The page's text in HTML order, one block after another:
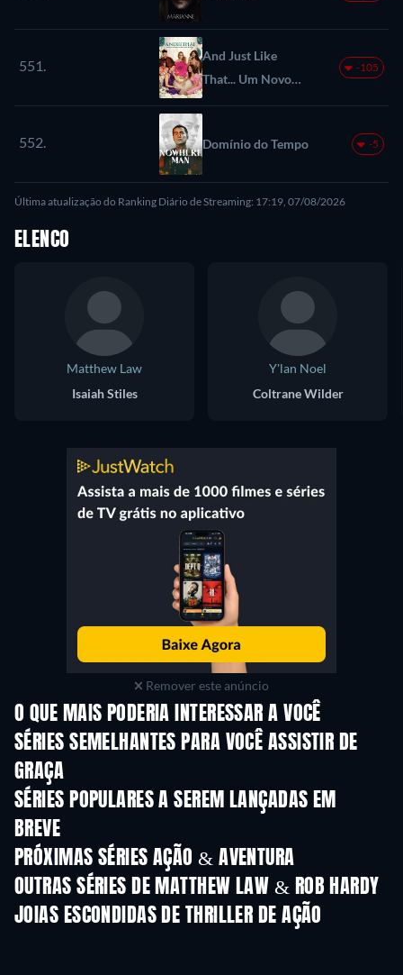
551.
And Just Like
That... Um Novo
Capítulo de Sex
-105
552. Domínio do Tempo -5
Última atualização do Ranking Diário de Streaming: 17:19, 07/08/2026
ELENCO
Matthew Law
Isaiah Stiles
Y'lan Noel
Coltrane Wilder
Remover este anúncio
O QUE MAIS PODERIA INTERESSAR A VOCÊ
Série
Boys of Tommen
Série
SÉRIES SEMELHANTES PARA VOCÊ ASSISTIR DE
GRAÇA
SÉRIES POPULARES A SEREM LANÇADAS EM
BREVE
PRÓXIMAS SÉRIES AÇÃO & AVENTURA
Temporada 2 Temporada 1
OUTRAS SÉRIES DE MATTHEW LAW & ROB HARDY
Série Série
JOIAS ESCONDIDAS DE THRILLER DE AÇÃO